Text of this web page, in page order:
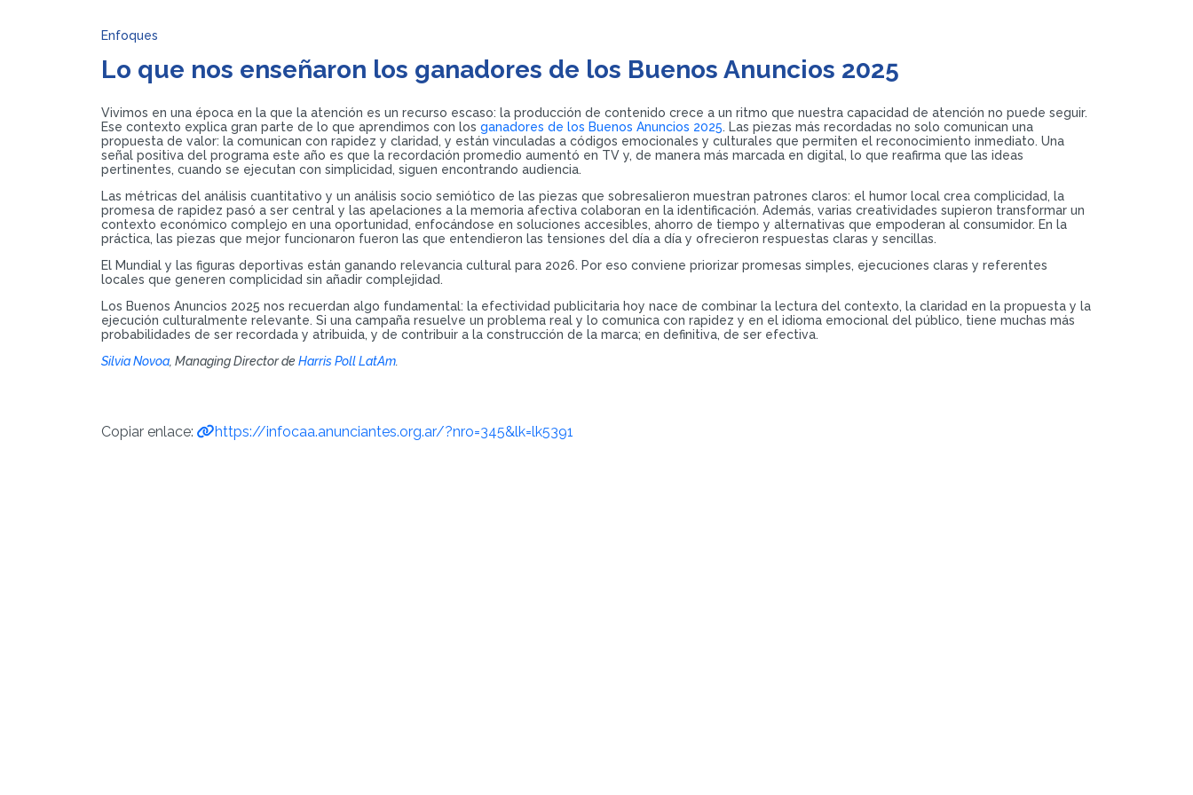
Enfoques
Lo que nos enseñaron los ganadores de los Buenos Anuncios 2025
Vivimos en una época en la que la atención es un recurso escaso: la producción de contenido crece a un ritmo que nuestra capacidad de atención no puede seguir.
Ese contexto explica gran parte de lo que aprendimos con los ganadores de los Buenos Anuncios 2025. Las piezas más recordadas no solo comunican una
propuesta de valor: la comunican con rapidez y claridad, y están vinculadas a códigos emocionales y culturales que permiten el reconocimiento inmediato. Una
señal positiva del programa este año es que la recordación promedio aumentó en TV y, de manera más marcada en digital, lo que reafirma que las ideas
pertinentes, cuando se ejecutan con simplicidad, siguen encontrando audiencia.
Las métricas del análisis cuantitativo y un análisis socio semiótico de las piezas que sobresalieron muestran patrones claros: el humor local crea complicidad, la
promesa de rapidez pasó a ser central y las apelaciones a la memoria afectiva colaboran en la identificación. Además, varias creatividades supieron transformar un
contexto económico complejo en una oportunidad, enfocándose en soluciones accesibles, ahorro de tiempo y alternativas que empoderan al consumidor. En la
práctica, las piezas que mejor funcionaron fueron las que entendieron las tensiones del día a día y ofrecieron respuestas claras y sencillas.
El Mundial y las figuras deportivas están ganando relevancia cultural para 2026. Por eso conviene priorizar promesas simples, ejecuciones claras y referentes
locales que generen complicidad sin añadir complejidad.
Los Buenos Anuncios 2025 nos recuerdan algo fundamental: la efectividad publicitaria hoy nace de combinar la lectura del contexto, la claridad en la propuesta y la
ejecución culturalmente relevante. Si una campaña resuelve un problema real y lo comunica con rapidez y en el idioma emocional del público, tiene muchas más
probabilidades de ser recordada y atribuida, y de contribuir a la construcción de la marca; en definitiva, de ser efectiva.
Silvia Novoa , Managing Director de Harris Poll LatAm
Copiar enlace: https://infocaa.anunciantes.org.ar/?nro=345&lk=lk5391